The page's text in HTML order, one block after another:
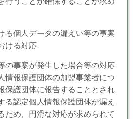
個人データの漏えい等の事案
ける対応
の事案が発生した場合等の対応
情報保護団体の加盟事業者につ
保護団体に報告することとされ
る認定個人情報保護団体が漏え
ため、円滑な対応が求められて